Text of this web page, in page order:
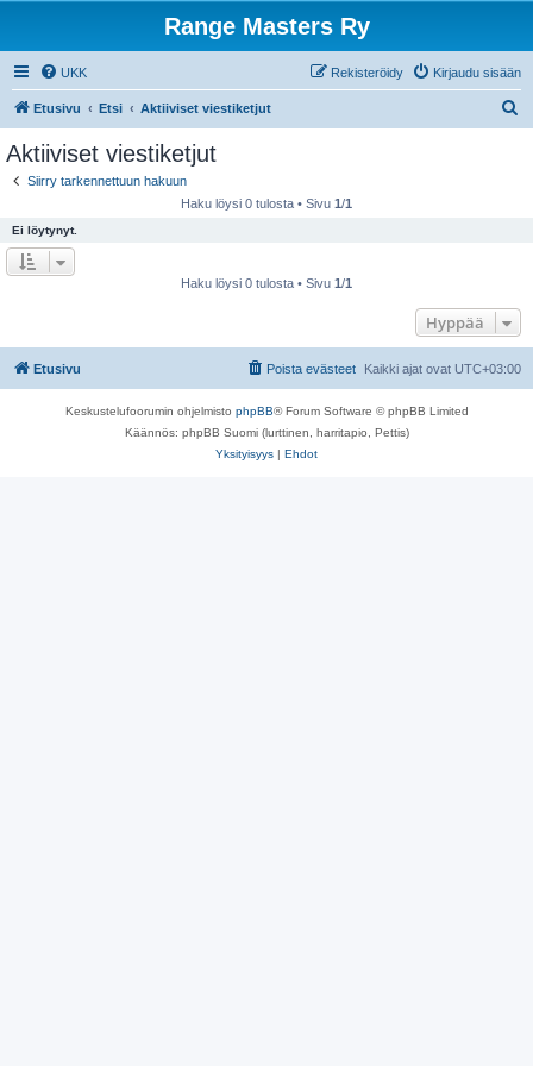
Range Masters Ry
UKK Kirjaudu sisään
Rekisteröidy
Etusivu Etsi Aktiiviset viestiketjut
Aktiiviset viestiketjut
Siirry tarkennettuun hakuun
Haku löysi 0 tulosta • Sivu 1/1
Ei löytynyt.
Haku löysi 0 tulosta • Sivu 1/1
Hyppää
Etusivu Kaikki ajat ovat UTC+03:00
Poista evästeet
Keskustelufoorumin ohjelmisto phpBB® Forum Software © phpBB Limited
Käännös: phpBB Suomi (lurttinen, harritapio, Pettis)
Yksityisyys | Ehdot